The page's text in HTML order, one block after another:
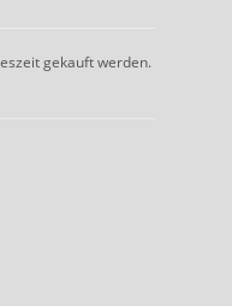
gekauft werden.